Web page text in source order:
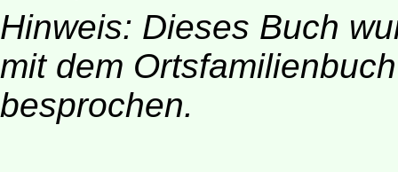
Hinweis: Dieses Buch
mit dem
besprochen.